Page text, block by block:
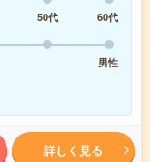
50代
60代
男性
詳しく見る